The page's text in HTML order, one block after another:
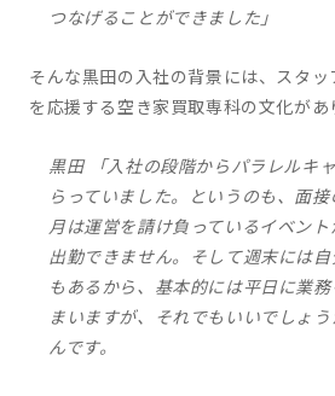
つなげることができました」
そんな黒田の入社の背景には、スタ
を応援する空き家買取専科の文化があ
黒田 「入社の段階からパラレルキ
らっていました。というのも、面
月は運営を請け負っているイベン
出勤できません。そして週末には
もあるから、基本的には平日に業
まいますが、それでもいいでしょ
んです。